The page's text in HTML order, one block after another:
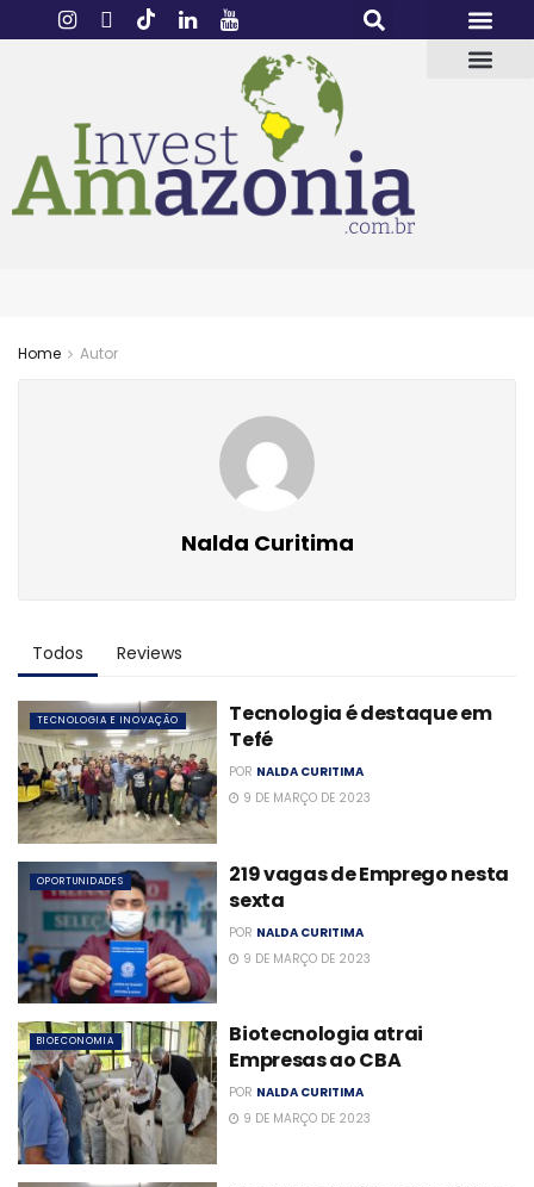
Home Autor
Nalda Curitima
Todos Reviews
TECNOLOGIA E INOVAÇÃO
Tecnologia é destaque em
Tefé
POR NALDA CURITIMA
9 DE MARÇO DE 2023
OPORTUNIDADES
219 vagas de Emprego nesta
sexta
POR NALDA CURITIMA
9 DE MARÇO DE 2023
BIOECONOMIA
Biotecnologia atrai
Empresas ao CBA
POR NALDA CURITIMA
9 DE MARÇO DE 2023